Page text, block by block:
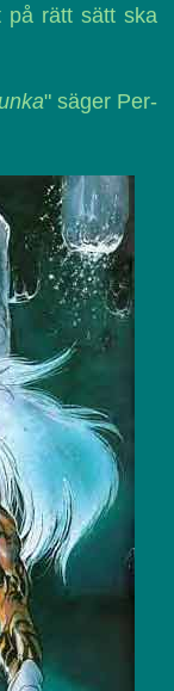
på rätt sätt ska
" säger Per-